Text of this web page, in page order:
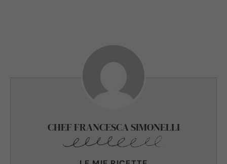
CHEF FRANCESCA SIMONELLI